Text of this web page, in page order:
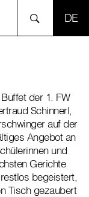
der 1. FW
Schinnerl,
auf der
Angebot an
und
Gerichte
begeistert,
Tisch gezaubert